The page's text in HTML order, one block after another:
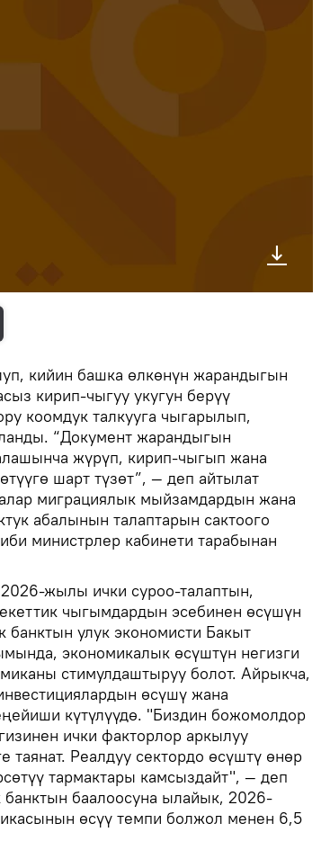
кийин башка өлкөнүн жарандыгын
кирип-чыгуу укугун берүү
коомдук талкууга чыгарылып,
“Документ жарандыгын
жүрүп, кирип-чыгып жана
шарт түзөт”, — деп айтылат
миграциялык мыйзамдардын жана
абалынын талаптарын сактоого
министрлер кабинети тарабынан
жылы ички суроо-талаптын,
чыгымдардын эсебинен өсүшүн
банктын улук экономисти Бакыт
экономикалык өсүштүн негизги
стимулдаштыруу болот. Айрыкча,
өсүшү жана
күтүлүүдө. "Биздин божомолдор
ички факторлор аркылуу
таянат. Реалдуу сектордо өсүштү өнөр
тармактары камсыздайт", — деп
баалоосуна ылайык, 2026-
өсүү темпи болжол менен 6,5